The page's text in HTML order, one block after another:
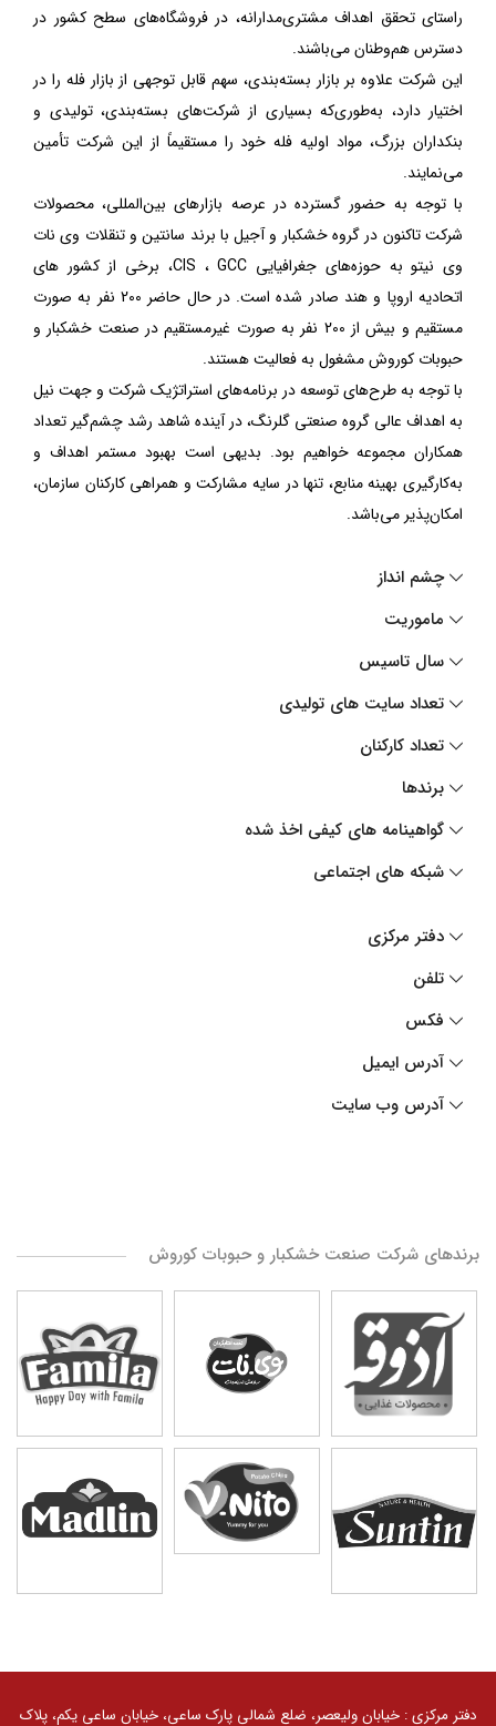
راستای تحقق اهداف مشتری‌مدارانه، در فروشگاه‌های سطح کشور در
دسترس هم‌وطنان می‌باشند.
این شرکت علاوه بر بازار بسته‌بندی، سهم قابل توجهی از بازار فله را در
اختیار دارد، به‌طوری‌که بسیاری از شرکت‌های بسته‌بندی، تولیدی و
بنکداران بزرگ، مواد اولیه فله خود را مستقیماً از این شرکت تأمین
می‌نمایند.
با توجه به حضور گسترده در عرصه بازارهای بین‌المللی، محصولات
شرکت تاکنون در گروه خشکبار و آجیل با برند سانتین و تنقلات وی نات
وی نیتو به حوزه‌های جغرافیایی CIS ، GCC، برخی از کشور های
اتحادیه اروپا و هند صادر شده است. در حال حاضر 200 نفر به صورت
مستقیم و بیش از 200 نفر به صورت غیرمستقیم در صنعت خشکبار و
حبوبات کوروش مشغول به فعالیت هستند.
با توجه به طرح‌های توسعه در برنامه‌های استراتژیک شرکت و جهت نیل
به اهداف عالی گروه صنعتی گلرنگ، در آینده شاهد رشد چشم‌گیر تعداد
همکاران مجموعه خواهیم بود. بدیهی است بهبود مستمر اهداف و
به‌کارگیری بهینه منابع، تنها در سایه مشارکت و همراهی کارکنان سازمان،
امکان‌پذیر می‌باشد.
چشم انداز
ماموریت
سال تاسیس
تعداد سایت های تولیدی
تعداد کارکنان
برندها
گواهینامه های کیفی اخذ شده
شبکه های اجتماعی
دفتر مرکزی
تلفن
فکس
آدرس ایمیل
آدرس وب سایت
برندهای شرکت صنعت خشکبار و حبوبات کوروش
دفتر مرکزی : خیابان ولیعصر، ضلع شمالی پارک ساعی، خیابان ساعی یکم، پلاک
کلیه حقوق مادی و معنوی سایت محفوظ و متعلق به گروه